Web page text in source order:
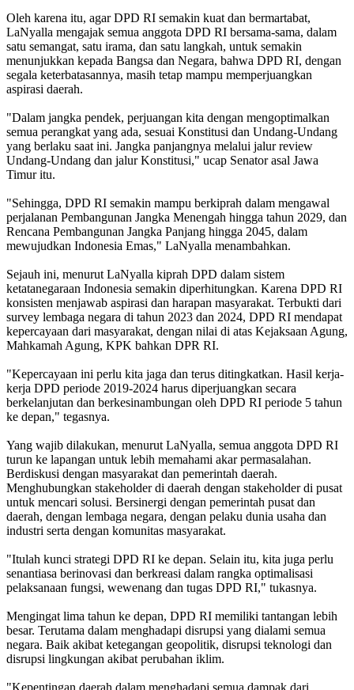
Oleh karena itu, agar DPD RI semakin kuat dan bermartabat,
LaNyalla mengajak semua anggota DPD RI bersama-sama, dalam
satu semangat, satu irama, dan satu langkah, untuk semakin
menunjukkan kepada Bangsa dan Negara, bahwa DPD RI, dengan
segala keterbatasannya, masih tetap mampu memperjuangkan
aspirasi daerah.
"Dalam jangka pendek, perjuangan kita dengan mengoptimalkan
semua perangkat yang ada, sesuai Konstitusi dan Undang-Undang
yang berlaku saat ini. Jangka panjangnya melalui jalur review
Undang-Undang dan jalur Konstitusi," ucap Senator asal Jawa
Timur itu.
"Sehingga, DPD RI semakin mampu berkiprah dalam mengawal
perjalanan Pembangunan Jangka Menengah hingga tahun 2029, dan
Rencana Pembangunan Jangka Panjang hingga 2045, dalam
mewujudkan Indonesia Emas," LaNyalla menambahkan.
Sejauh ini, menurut LaNyalla kiprah DPD dalam sistem
ketatanegaraan Indonesia semakin diperhitungkan. Karena DPD RI
konsisten menjawab aspirasi dan harapan masyarakat. Terbukti dari
survey lembaga negara di tahun 2023 dan 2024, DPD RI mendapat
kepercayaan dari masyarakat, dengan nilai di atas Kejaksaan Agung,
Mahkamah Agung, KPK bahkan DPR RI.
"Kepercayaan ini perlu kita jaga dan terus ditingkatkan. Hasil kerja-
kerja DPD periode 2019-2024 harus diperjuangkan secara
berkelanjutan dan berkesinambungan oleh DPD RI periode 5 tahun
ke depan," tegasnya.
Yang wajib dilakukan, menurut LaNyalla, semua anggota DPD RI
turun ke lapangan untuk lebih memahami akar permasalahan.
Berdiskusi dengan masyarakat dan pemerintah daerah.
Menghubungkan stakeholder di daerah dengan stakeholder di pusat
untuk mencari solusi. Bersinergi dengan pemerintah pusat dan
daerah, dengan lembaga negara, dengan pelaku dunia usaha dan
industri serta dengan komunitas masyarakat.
"Itulah kunci strategi DPD RI ke depan. Selain itu, kita juga perlu
senantiasa berinovasi dan berkreasi dalam rangka optimalisasi
pelaksanaan fungsi, wewenang dan tugas DPD RI," tukasnya.
Mengingat lima tahun ke depan, DPD RI memiliki tantangan lebih
besar. Terutama dalam menghadapi disrupsi yang dialami semua
negara. Baik akibat ketegangan geopolitik, disrupsi teknologi dan
disrupsi lingkungan akibat perubahan iklim.
"Kepentingan daerah dalam menghadapi semua dampak dari